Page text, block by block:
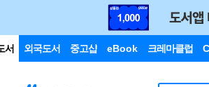
서 외국도서 중고샵 eBook 크레마클럽